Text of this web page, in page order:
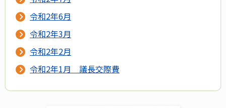
令和2年6月
令和2年3月
令和2年2月
令和2年1月 議長交際費